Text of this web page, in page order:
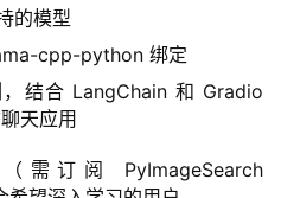
的模型
cpp-python 绑定
结合 LangChain 和 Gradio
天应用
需订阅 PyImageSearch